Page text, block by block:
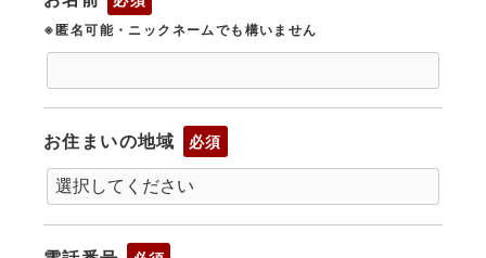
※匿名可能・ニックネームでも構いません
お住まいの地域 必須